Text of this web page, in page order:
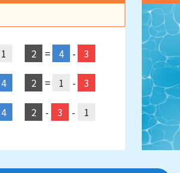
1 2 = 4 - 3
4 2 = 1 - 3
4 2 - 3 - 1